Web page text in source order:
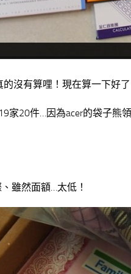
沒有算哩！現在算一下好了
家20件…因為acer的袋子
雖然面額…太低！